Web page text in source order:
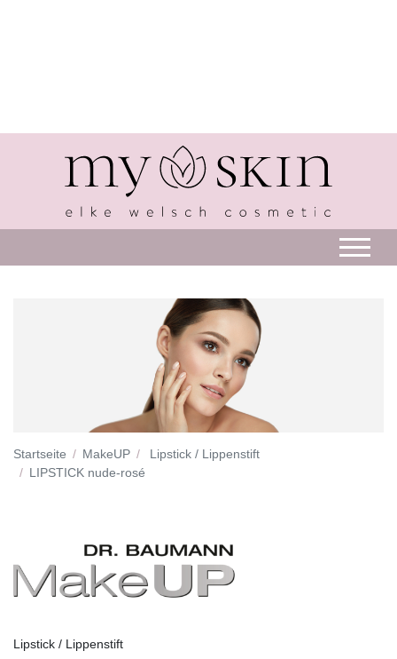
Startseite MakeUP
Lipstick / Lippenstift
LIPSTICK nude-rosé
Lipstick / Lippenstift